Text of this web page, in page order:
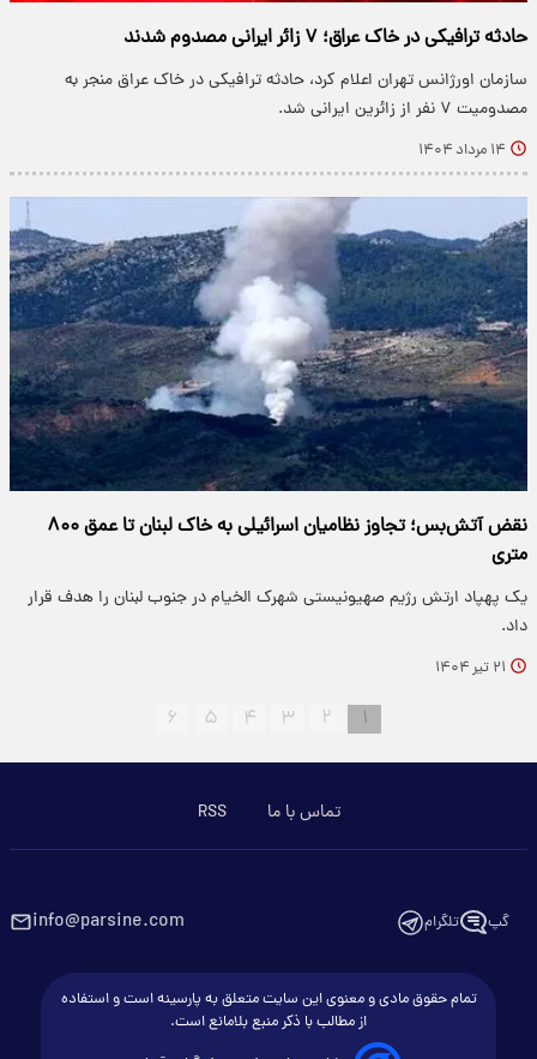
حادثه ترافیکی در خاک عراق؛ ۷ زائر ایرانی مصدوم شدند
سازمان اورژانس تهران اعلام کرد، حادثه ترافیکی در خاک عراق منجر به
مصدومیت ۷ نفر از زائرین ایرانی شد.
۱۴ مرداد ۱۴۰۴
نقض آتش‌بس؛ تجاوز نظامیان اسرائیلی به خاک لبنان تا عمق ۸۰۰
متری
یک پهپاد ارتش رژیم صهیونیستی شهرک الخیام در جنوب لبنان را هدف قرار
داد.
۲۱ تیر ۱۴۰۴
۱ ۲ ۳ ۴ ۵ ۶
تماس با ما RSS
گپ تلگرام info@parsine.com
تمام حقوق مادی و معنوی این سایت متعلق به پارسینه است و استفاده
از مطالب با ذکر منبع بلامانع است.